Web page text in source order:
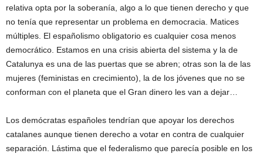
relativa opta por la soberanía, algo a lo que tienen derecho y que
no tenía que representar un problema en democracia. Matices
múltiples. El españolismo obligatorio es cualquier cosa menos
democrático. Estamos en una crisis abierta del sistema y la de
Catalunya es una de las puertas que se abren; otras son la de las
mujeres (feministas en crecimiento), la de los jóvenes que no se
conforman con el planeta que el Gran dinero les van a dejar…
Los demócratas españoles tendrían que apoyar los derechos
catalanes aunque tienen derecho a votar en contra de cualquier
separación. Lástima que el federalismo que parecía posible en los